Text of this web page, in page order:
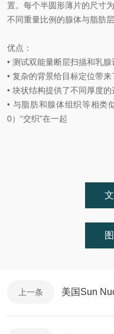
置。每个半圆形薄片的尺寸
不同重量比例的腺体与脂肪层
优点：
• 测试双能量断层扫描和乳
• 复杂的背景给目标定位带
• 块状结构提供了不同厚度
• 与脂肪和腺体组织等相类
0）“交织"在一起
上一条 美国Sun